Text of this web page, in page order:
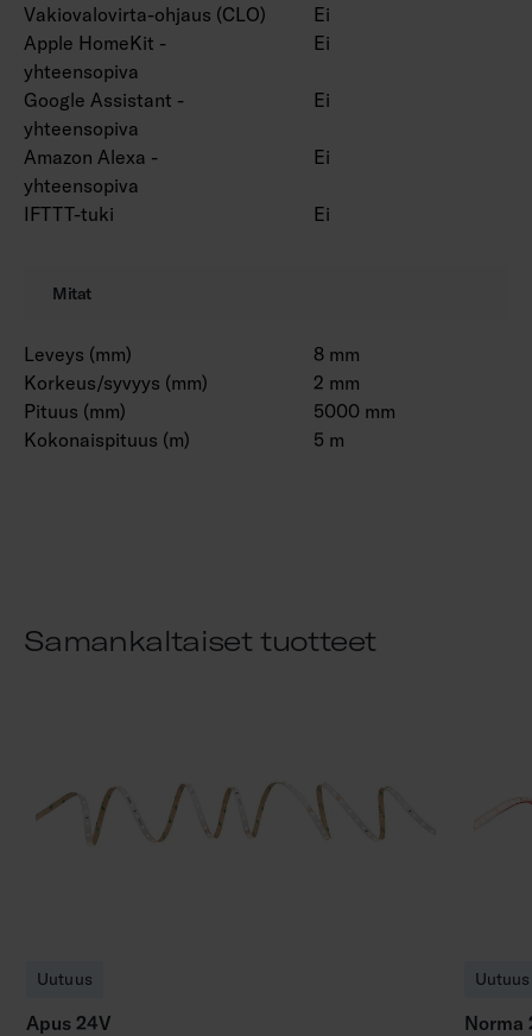
Vakiovalovirta-ohjaus (CLO)
Ei
Apple HomeKit -
yhteensopiva
Ei
Google Assistant -
yhteensopiva
Ei
Amazon Alexa -
yhteensopiva
Ei
IFTTT-tuki Ei
Mitat
Leveys (mm)
8 mm
Korkeus/syvyys (mm)
2 mm
Pituus (mm)
5000 mm
Kokonaispituus (m)
5 m
Samankaltaiset tuotteet
Uutuus
Apus 24V
Uutuus
Norma